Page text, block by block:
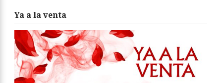
Ya a la venta